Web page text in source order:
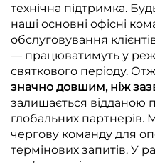
технічна підтримка.
наші основні офісні
обслуговування
— працюватимуть у
святкового періоду.
значно довшим, ніж
залишається відданою
глобальних партнерів.
чергову команду для
термінових запитів. У